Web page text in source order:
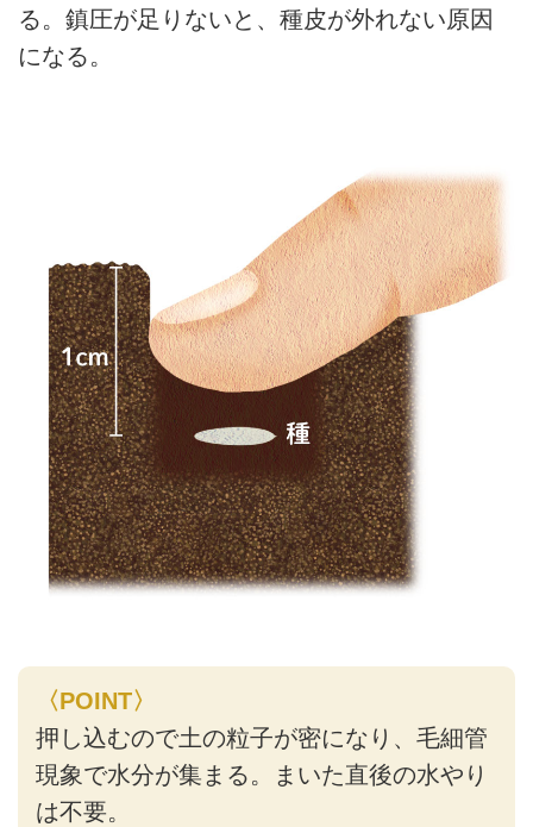
る。鎮圧が足りないと、種皮が外れない原因
になる。
〈POINT〉
押し込むので土の粒子が密になり、毛細管
現象で水分が集まる。まいた直後の水やり
は不要。